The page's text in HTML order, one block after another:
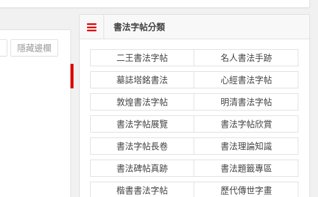
隱藏邊欄
書法字帖分類
二王書法字帖 名人書法手跡
墓誌塔銘書法 心經書法字帖
敦煌書法字帖 明清書法字帖
書法字帖展覽 書法字帖欣賞
書法字帖長卷 書法理論知識
書法碑帖真跡 書法題籤專區
楷書書法字帖 歷代傳世字畫